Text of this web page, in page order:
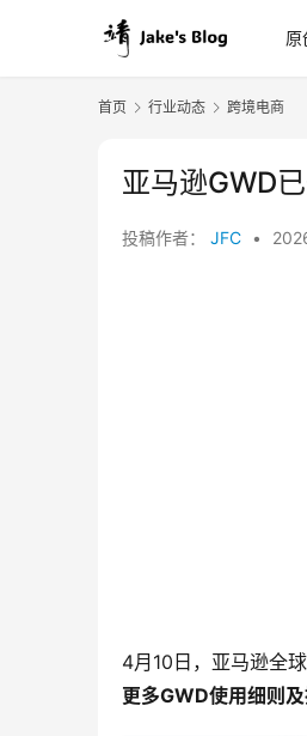
原
首页 行业动态 跨境电商
亚马逊GWD
投稿作者： JFC •
4月10日，亚马逊全
更多GWD使用细则